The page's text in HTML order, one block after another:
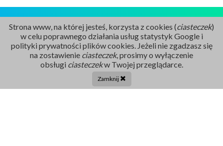
Rejestracja
Tel. centrala:
Strona www, na której jesteś, korzysta z cookies (ciasteczek)
w celu poprawnego działania usług statystyk Google i
polityki prywatności plików cookies. Jeżeli nie zgadzasz się
na zostawienie ciasteczek, prosimy o wyłączenie
obsługi ciasteczekw Twojej przeglądarce.
Zamknij